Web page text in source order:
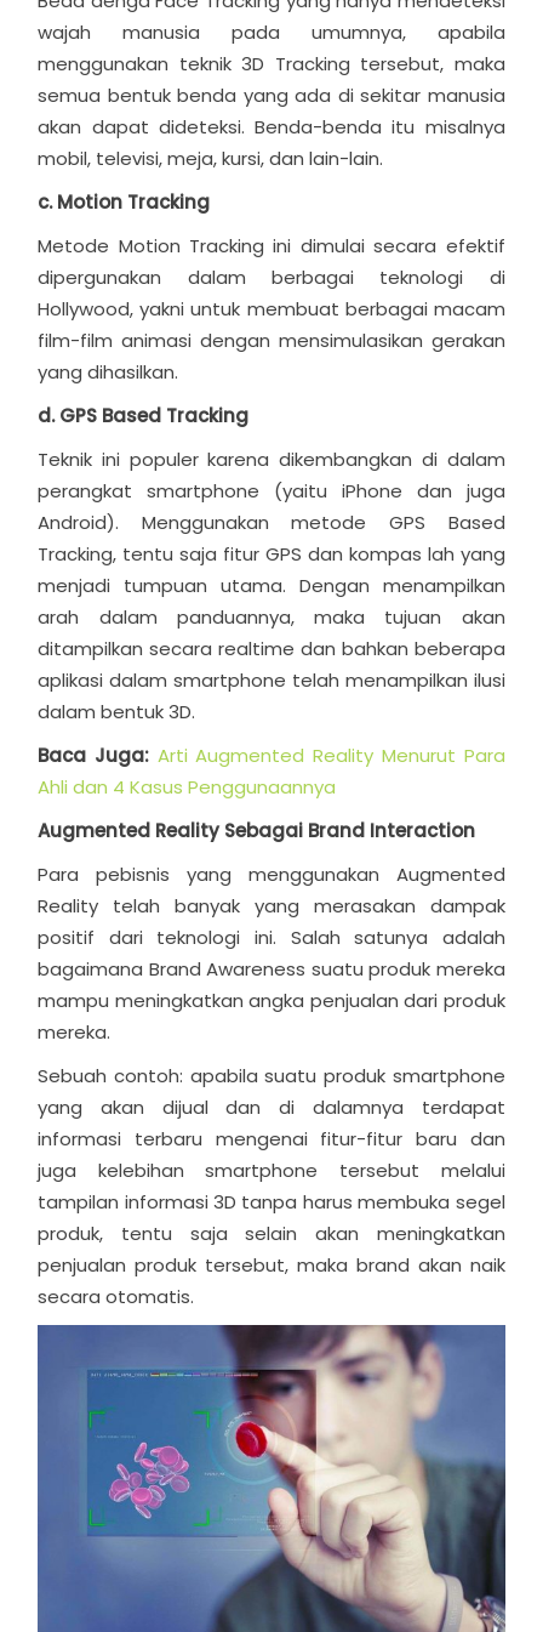
wajah manusia pada umumnya, apabila
menggunakan teknik 3D Tracking tersebut, maka
semua bentuk benda yang ada di sekitar manusia
akan dapat dideteksi. Benda-benda itu misalnya
mobil, televisi, meja, kursi, dan lain-lain.
c. Motion Tracking
Metode Motion Tracking ini dimulai secara efektif
dipergunakan dalam berbagai teknologi di
Hollywood, yakni untuk membuat berbagai macam
film-film animasi dengan mensimulasikan gerakan
yang dihasilkan.
d. GPS Based Tracking
Teknik ini populer karena dikembangkan di dalam
perangkat smartphone (yaitu iPhone dan juga
Android). Menggunakan metode GPS Based
Tracking, tentu saja fitur GPS dan kompas lah yang
menjadi tumpuan utama. Dengan menampilkan
arah dalam panduannya, maka tujuan akan
ditampilkan secara realtime dan bahkan beberapa
aplikasi dalam smartphone telah menampilkan ilusi
dalam bentuk 3D.
Baca Juga: Arti Augmented Reality Menurut Para
Ahli dan 4 Kasus Penggunaannya
Augmented Reality Sebagai Brand Interaction
Para pebisnis yang menggunakan Augmented
Reality telah banyak yang merasakan dampak
positif dari teknologi ini. Salah satunya adalah
bagaimana Brand Awareness suatu produk mereka
mampu meningkatkan angka penjualan dari produk
mereka.
Sebuah contoh: apabila suatu produk smartphone
yang akan dijual dan di dalamnya terdapat
informasi terbaru mengenai fitur-fitur baru dan
juga kelebihan smartphone tersebut melalui
tampilan informasi 3D tanpa harus membuka segel
produk, tentu saja selain akan meningkatkan
penjualan produk tersebut, maka brand akan naik
secara otomatis.